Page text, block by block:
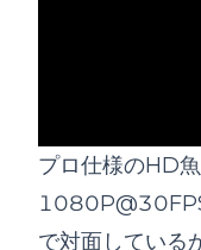
プロ仕様のHD
1080P@30FPS
で対面している